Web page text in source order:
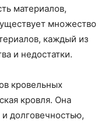
материалов,
множество
каждый из
и недостатки.
кровельных
кровля. Она
долговечностью,